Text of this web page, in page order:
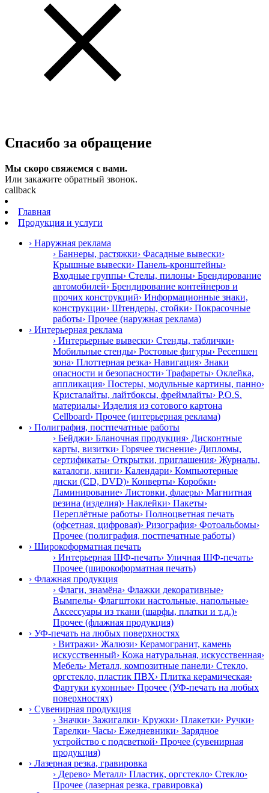
Спасибо за обращение
Мы скоро свяжемся с вами.
Или закажите обратный звонок.
callback
Главная
Продукция и услуги
› Наружная реклама
› Баннеры, растяжки› Фасадные вывески›
Крышные вывески› Панель-кронштейны›
Входные группы› Стелы, пилоны› Брендирование
автомобилей› Брендирование контейнеров и
прочих конструкций› Информационные знаки,
конструкции› Штендеры, стойки› Покрасочные
работы› Прочее (наружная реклама)
› Интерьерная реклама
› Интерьерные вывески› Стенды, таблички›
Мобильные стенды› Ростовые фигуры› Ресепшен
зона› Плоттерная резка› Навигация› Знаки
опасности и безопасности› Трафареты› Оклейка,
аппликация› Постеры, модульные картины, панно›
Кристалайты, лайтбоксы, фреймлайты› P.O.S.
материалы› Изделия из сотового картона
Cellboard› Прочее (интерьерная реклама)
› Полиграфия, постпечатные работы
› Бейджи› Бланочная продукция› Дисконтные
карты, визитки› Горячее тиснение› Дипломы,
сертификаты› Открытки, приглашения› Журналы,
каталоги, книги› Календари› Компьютерные
диски (CD, DVD)› Конверты› Коробки›
Ламинирование› Листовки, флаеры› Магнитная
резина (изделия)› Наклейки› Пакеты›
Переплётные работы› Полноцветная печать
(офсетная, цифровая)› Ризография› Фотоальбомы›
Прочее (полиграфия, постпечатные работы)
› Широкоформатная печать
› Интерьерная ШФ-печать› Уличная ШФ-печать›
Прочее (широкоформатная печать)
› Флажная продукция
› Флаги, знамёна› Флажки декоративные›
Вымпелы› Флагштоки настольные, напольные›
Аксессуары из ткани (шарфы, платки и т.д.)›
Прочее (флажная продукция)
› УФ-печать на любых поверхностях
› Витражи› Жалюзи› Керамогранит, камень
искусственный› Кожа натуральная, искусственная›
Мебель› Металл, композитные панели› Стекло,
оргстекло, пластик ПВХ› Плитка керамическая›
Фартуки кухонные› Прочее (УФ-печать на любых
поверхностях)
› Сувенирная продукция
› Значки› Зажигалки› Кружки› Плакетки› Ручки›
Тарелки› Часы› Ежедневники› Зарядное
устройство с подсветкой› Прочее (сувенирная
продукция)
› Лазерная резка, гравировка
› Дерево› Металл› Пластик, оргстекло› Стекло›
Прочее (лазерная резка, гравировка)